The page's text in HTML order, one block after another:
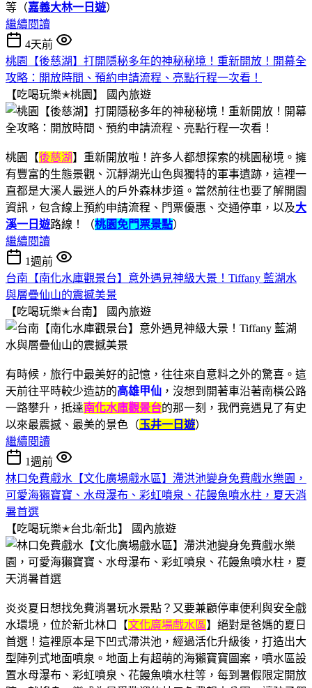
等（嘉義大林一日遊）
繼續閱讀
4天前
桃園【後慈湖】打開隱秘多年的神秘秘境！重新開放！開幕全
攻略：開放時間、預約申請流程、亮點行程一次看！
【吃喝玩樂✭桃園】
國內旅遊
桃園【後慈湖】重新開放啦！許多人都想探索的桃園秘境。擁
有豐富的生態景觀、沉靜湖光山色與獨特的軍事遺跡，這裡一
直都是大溪人最迷人的戶外森林步道。當然前往也要了解開園
資訊，包含線上預約申請流程、門票優惠、交通停車，以及大
溪一日遊路線！（桃園免門票景點）
繼續閱讀
1週前
台南【南化水庫觀景台】意外遇見神級大景！Tiffany 藍湖水
與層疊仙山的震撼美景
【吃喝玩樂✭台南】
國內旅遊
有時候，旅行中最美好的記憶，往往來自意料之外的驚喜。這
天前往平時較少造訪的高雄甲仙 ，沒想到開著車沿著南橫公路
一路攀升，抵達南化水庫觀景台的那一刻，我們竟遇見了有史
以來最震撼、最美的景色（玉井一日遊）
繼續閱讀
1週前
林口免費戲水【文化廣場戲水區】滯洪池變身免費戲水樂園，
可愛海獺寶寶、水母瀑布、彩虹噴泉、花饅魚噴水柱，夏天消
暑首選
【吃喝玩樂✭台北/新北】
國內旅遊
炎炎夏日想找免費消暑玩水景點？又要兼顧停車便利與安全戲
水環境，位於新北林口【文化廣場戲水區】絕對是爸媽的夏日
首選！這裡原本是下凹式滯洪池，經過活化升級後，打造出大
型陣列式地面噴泉。地面上有超萌的海獺寶寶圖案，噴水區設
置水母瀑布、彩虹噴泉、花饅魚噴水柱等，每到暑假限定開放